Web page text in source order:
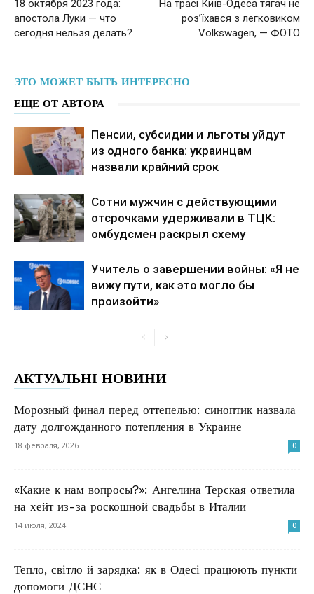
18 октября 2023 года:
апостола Луки — что
сегодня нельзя делать?
На трасі Київ-Одеса тягач не
роз’їхався з легковиком
Volkswagen, — ФОТО
ЭТО МОЖЕТ БЫТЬ ИНТЕРЕСНО
ЕЩЕ ОТ АВТОРА
Пенсии, субсидии и льготы уйдут
из одного банка: украинцам
назвали крайний срок
Сотни мужчин с действующими
отсрочками удерживали в ТЦК:
омбудсмен раскрыл схему
Учитель о завершении войны: «Я не
вижу пути, как это могло бы
произойти»
АКТУАЛЬНІ НОВИНИ
Морозный финал перед оттепелью: синоптик назвала
дату долгожданного потепления в Украине
18 февраля, 2026 0
«Какие к нам вопросы?»: Ангелина Терская ответила
на хейт из-за роскошной свадьбы в Италии
14 июля, 2024 0
Тепло, світло й зарядка: як в Одесі працюють пункти
допомоги ДСНС